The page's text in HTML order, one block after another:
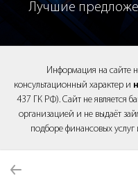
Лучшие
Информация на сайте
консультационный характер и
437 ГК РФ). Сайт не является
организацией и не выдаёт
подборе финансовых